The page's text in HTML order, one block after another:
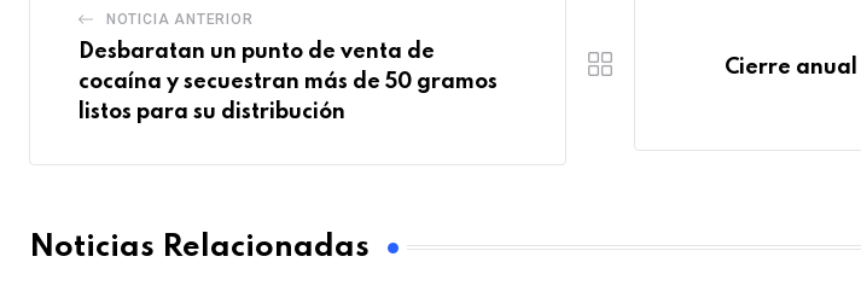
NOTICIA ANTERIOR
Desbaratan un punto de venta de
cocaína y secuestran más de 50 gramos
listos para su distribución
Cierre anual
Noticias Relacionadas